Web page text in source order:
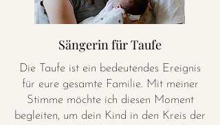
Sängerin für Taufe
Die Taufe ist ein bedeutendes Ereignis
für eure gesamte Familie. Mit meiner
Stimme möchte ich diesen Moment
begleiten, um dein Kind in den Kreis der